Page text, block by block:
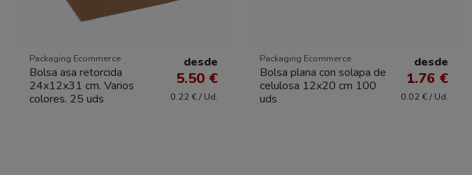
Packaging Ecommerce
Bolsa asa retorcida
24x12x31 cm. Varios
colores. 25 uds
desde
5.50 €
0.22 € / Ud.
Packaging Ecommerce
Bolsa plana con solapa de
celulosa 12x20 cm 100
uds
desde
1.76 €
0.02 € / Ud.